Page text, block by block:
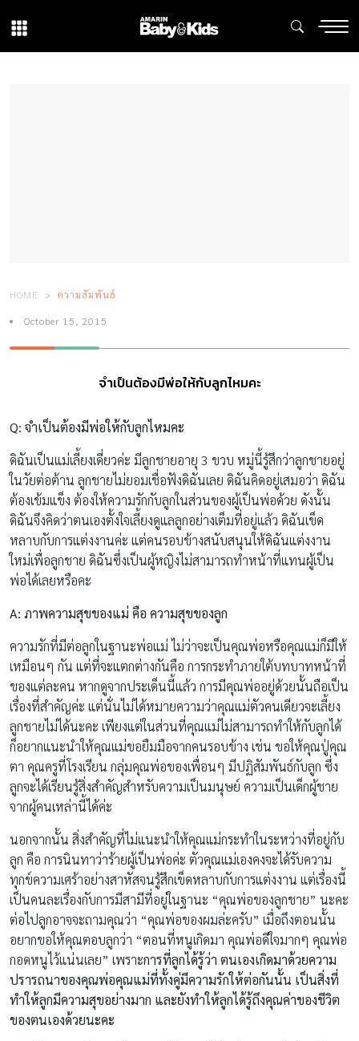
HOME ความสัมพันธ์
October 15, 2015
จำเป็นต้องมีพ่อให้กับลูกไหมคะ
Q: จำเป็นต้องมีพ่อให้กับลูกไหมคะ
ดิฉันเป็นแม่เลี้ยงเดี่ยวค่ะ มีลูกชายอายุ 3 ขวบ หมู่นี้รู้สึกว่าลูกชายอยู่
ในวัยต่อต้าน ลูกชายไม่ยอมเชื่อฟังดิฉันเลย ดิฉันคิดอยู่เสมอว่า ดิฉัน
ต้องเข้มแข็ง ต้องให้ความรักกับลูกในส่วนของผู้เป็นพ่อด้วย ดังนั้น
ดิฉันจึงคิดว่าตนเองตั้งใจเลี้ยงดูแลลูกอย่างเต็มที่อยู่แล้ว ดิฉันเข็ด
หลาบกับการแต่งงานค่ะ แต่คนรอบข้างสนับสนุนให้ดิฉันแต่งงาน
ใหม่เพื่อลูกชาย ดิฉันซึ่งเป็นผู้หญิงไม่สามารถทำหน้าที่แทนผู้เป็น
พ่อได้เลยหรือคะ
A: ภาพความสุขของแม่ คือ ความสุขของลูก
ความรักที่มีต่อลูกในฐานะพ่อแม่ ไม่ว่าจะเป็นคุณพ่อหรือคุณแม่ก็มีให้
เหมือนๆ กัน แต่ที่จะแตกต่างกันคือ การกระทำภายใต้บทบาทหน้าที่
ของแต่ละคน หากดูจากประเด็นนี้แล้ว การมีคุณพ่ออยู่ด้วยนั้นถือเป็น
เรื่องที่สำคัญค่ะ แต่นั่นไม่ได้หมายความว่าคุณแม่ตัวคนเดียวจะเลี้ยง
ลูกชายไม่ได้นะคะ เพียงแต่ในส่วนที่คุณแม่ไม่สามารถทำให้กับลูกได้
ก็อยากแนะนำให้คุณแม่ขอยืมมือจากคนรอบข้าง เช่น ขอให้คุณปู่คุณ
ตา คุณครูที่โรงเรียน กลุ่มคุณพ่อของเพื่อนๆ มีปฏิสัมพันธ์กับลูก ซึ่ง
ลูกจะได้เรียนรู้สิ่งสำคัญสำหรับความเป็นมนุษย์ ความเป็นเด็กผู้ชาย
จากผู้คนเหล่านี้ได้ค่ะ
นอกจากนั้น สิ่งสำคัญที่ไม่แนะนำให้คุณแม่กระทำในระหว่างที่อยู่กับ
ลูก คือ การนินทาว่าร้ายผู้เป็นพ่อค่ะ ตัวคุณแม่เองคงจะได้รับความ
ทุกข์ความเศร้าอย่างสาหัสจนรู้สึกเข็ดหลาบกับการแต่งงาน แต่เรื่องนี้
เป็นคนละเรื่องกับการมีสามีที่อยู่ในฐานะ “คุณพ่อของลูกชาย” นะคะ
ต่อไปลูกอาจจะถามคุณว่า “คุณพ่อของผมล่ะครับ” เมื่อถึงตอนนั้น
อยากขอให้คุณตอบลูกว่า “ตอนที่หนูเกิดมา คุณพ่อดีใจมากๆ คุณพ่อ
กอดหนูไว้แน่นเลย” เพราะการที่ลูกได้รู้ว่า ตนเองเกิดมาด้วยความ
ปรารถนาของคุณพ่อคุณแม่ที่ทั้งคู่มีความรักให้ต่อกันนั้น เป็นสิ่งที่
ทำให้ลูกมีความสุขอย่างมาก และยังทำให้ลูกได้รู้ถึงคุณค่าของชีวิต
ของตนเองด้วยนะคะ